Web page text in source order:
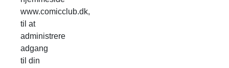
www.comicclub.dk,
til at
administrere
adgang
til din